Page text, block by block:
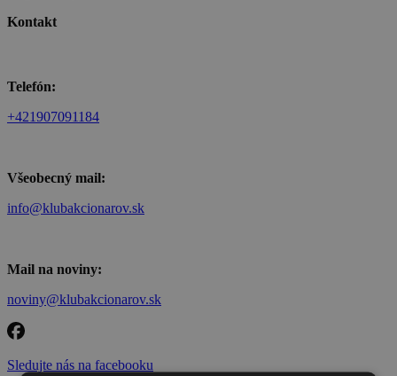
Kontakt
Telefón:
+421907091184
Všeobecný mail:
info@klubakcionarov.sk
Mail na noviny:
noviny@klubakcionarov.sk
Sledujte nás na facebooku